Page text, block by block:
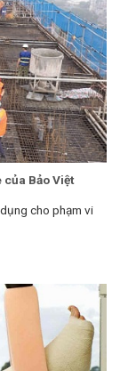
Bảo Việt
cho phạm vi